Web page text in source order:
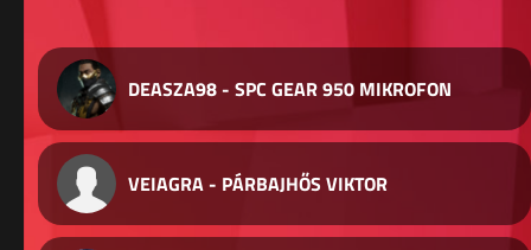
DEASZA98 - SPC GEAR 950 MIKROFON
VEIAGRA - PÁRBAJHŐS VIKTOR